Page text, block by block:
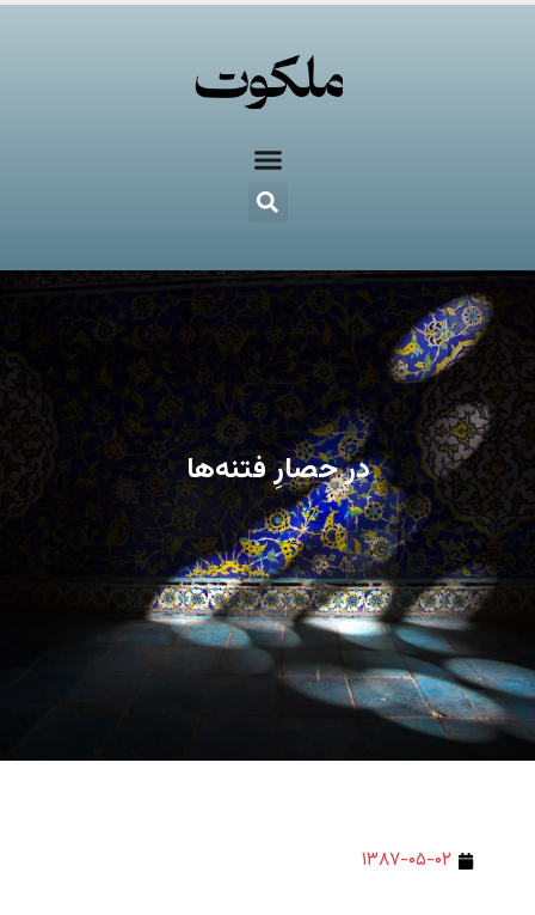
در حصارِ فتنه‌ها
۱۳۸۷-۰۵-۰۲